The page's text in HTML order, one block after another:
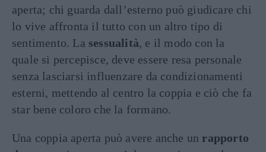
aperta; chi guarda dall’esterno può giudicare chi
lo vive affronta il tutto con un altro tipo di
sentimento. La sessualità, e il modo con la
quale si percepisce, deve essere resa personale
senza lasciarsi influenzare da condizionamenti
esterni, mettendo al centro la coppia e ciò che fa
star bene coloro che la formano.
Una coppia aperta può avere anche un rapporto